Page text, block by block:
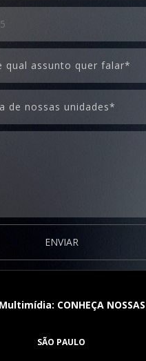
ENVIAR
CONHEÇA NOSSAS
SÃO PAULO